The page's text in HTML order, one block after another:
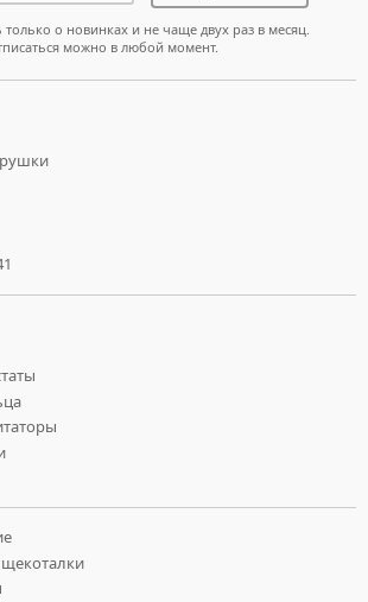
о новинках и не чаще двух раз в месяц.
можно в любой момент.